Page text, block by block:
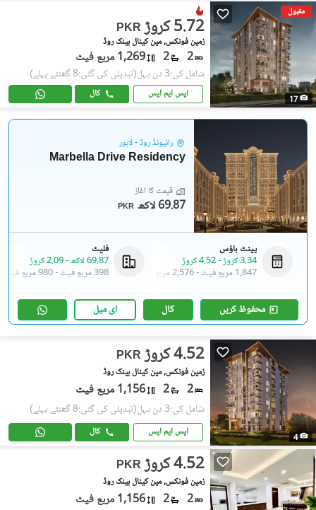
مقبول
17
PKR 5.72 کروڑ
زمین فونکس, مین کینال بینک روڈ
2
2 1,269 مربع فیٹ
شامل کی:3 دن پہل (تبدیلی کی گئی:8 گھنٹے پہلے)
ایس ایم ایس کال
رائیونڈ روڈ - لاہور
Marbella Drive Residency
قیمت کا آغاز
PKR 69.87 لاکھ
پینٹ ہاؤس
3.34 کروڑ
-4.52 کروڑ
1,847 مربع فیٹ
-2,576 مربع فیٹ
فلیٹ
69.87 لاکھ
-2.09 کروڑ
398 مربع فیٹ
-980 مربع فیٹ
محفوظ کریں کال ای میل
4
PKR 4.52 کروڑ
زمین فونکس, مین کینال بینک روڈ
2
2 1,156 مربع فیٹ
شامل کی:3 دن پہل (تبدیلی کی گئی:8 گھنٹے پہلے)
ایس ایم ایس کال
PKR 4.52 کروڑ
زمین فونکس, مین کینال بینک روڈ
2
2 1,156 مربع فیٹ